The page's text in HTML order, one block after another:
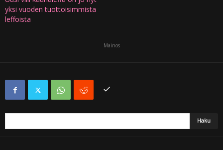
yksi vuoden tuottoisimmista
leffoista
Mainos